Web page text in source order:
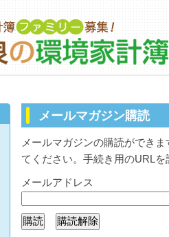
メールマガジン購読
メールマガジンの購読ができ
てください。手続き用のURL
メールアドレス